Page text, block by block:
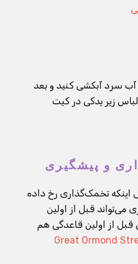
آب سرد آبکشی کنید و بعد
زیر یدکی در کیت
و پیشگیری
اینکه تخمک‌گذاری رخ داده
قبل از اولین
قبل از اولین قاعدگی هم
Great Ormond